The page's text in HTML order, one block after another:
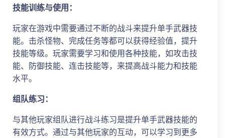
技能训练与使用：
玩家在游戏中需要通过不断的战斗来提升单手武器技
能。击杀怪物、完成任务等都可以获得经验值，提升
技能等级。玩家需要学习和使用各种技能，如攻击技
能、防御技能、连击技能等，来提高战斗能力和技能
水平。
组队练习：
与其他玩家组队进行战斗练习是提升单手武器技能的
有效方式。通过与其他玩家的互动，可以学习到更多